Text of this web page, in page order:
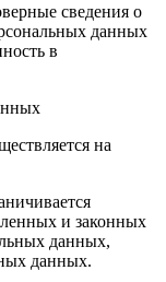
сведения о
данных
в
на
и законных
данных,
данных.